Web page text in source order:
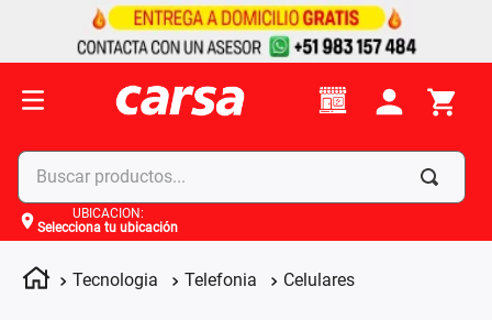
Buscar productos...
UBICACIÓN:
Selecciona tu ubicación
Tecnologia Telefonia Celulares
Términos más buscados
celulares